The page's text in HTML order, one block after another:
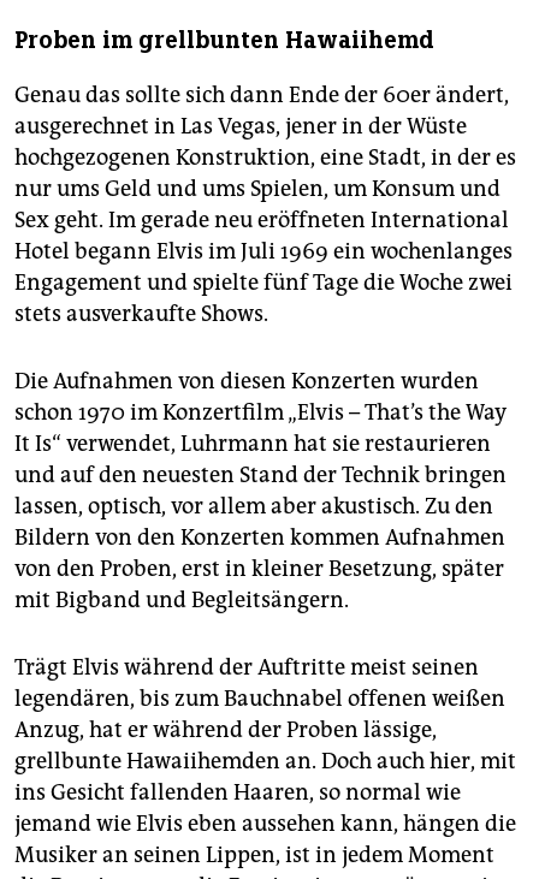
Proben im grellbunten Hawaiihemd
Genau das sollte sich dann Ende der 60er ändert,
ausgerechnet in Las Vegas, jener in der Wüste
hochgezogenen Konstruktion, eine Stadt, in der es
nur ums Geld und ums Spielen, um Konsum und
Sex geht. Im gerade neu eröffneten International
Hotel begann Elvis im Juli 1969 ein wochenlanges
Engagement und spielte fünf Tage die Woche zwei
stets ausverkaufte Shows.
Die Aufnahmen von diesen Konzerten wurden
schon 1970 im Konzertfilm „Elvis – That’s the Way
It Is“ verwendet, Luhrmann hat sie restaurieren
und auf den neuesten Stand der Technik bringen
lassen, optisch, vor allem aber akustisch. Zu den
Bildern von den Konzerten kommen Aufnahmen
von den Proben, erst in kleiner Besetzung, später
mit Bigband und Begleitsängern.
Trägt Elvis während der Auftritte meist seinen
legendären, bis zum Bauchnabel offenen weißen
Anzug, hat er während der Proben lässige,
grellbunte Hawaiihemden an. Doch auch hier, mit
ins Gesicht fallenden Haaren, so normal wie
jemand wie Elvis eben aussehen kann, hängen die
Musiker an seinen Lippen, ist in jedem Moment